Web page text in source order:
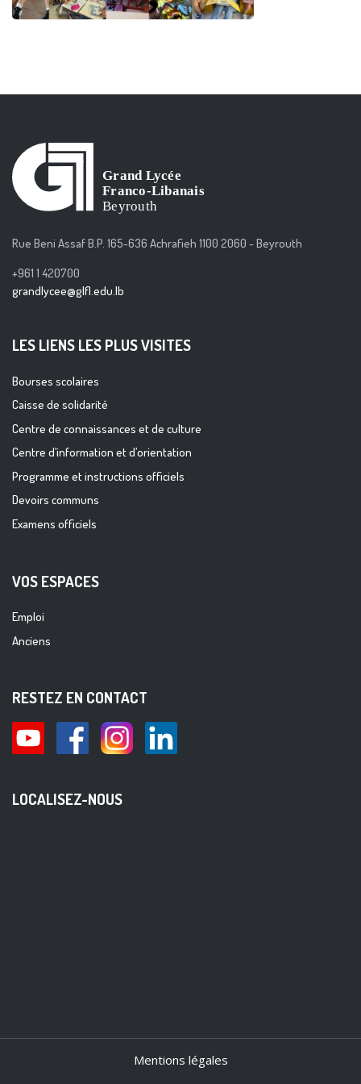
Rue Beni Assaf B.P. 165-636 Achrafieh 1100 2060 - Beyrouth
+961 1 420700
grandlycee@glfl.edu.lb
LES LIENS LES PLUS VISITES
Bourses scolaires
Caisse de solidarité
Centre de connaissances et de culture
Centre d’information et d’orientation
Programme et instructions officiels
Devoirs communs
Examens officiels
VOS ESPACES
Emploi
Anciens
RESTEZ EN CONTACT
LOCALISEZ-NOUS
Mentions légales